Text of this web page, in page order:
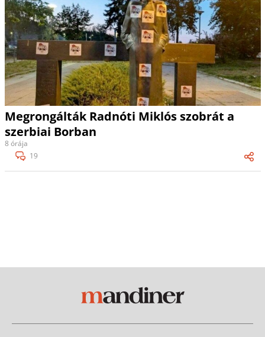
Megrongálták Radnóti Miklós szobrát a
szerbiai Borban
8 órája
19